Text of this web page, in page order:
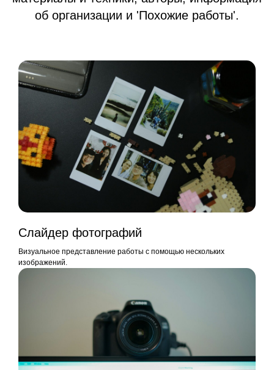
об организации и 'Похожие работы'.
Слайдер фотографий
Визуальное представление работы с помощью нескольких
изображений.